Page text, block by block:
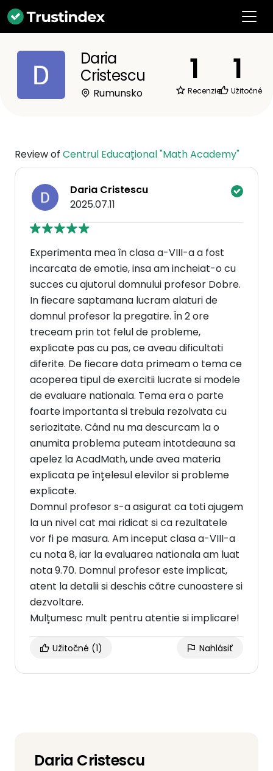
Daria
Cristescu
Rumunsko
1
Recenzie
1
Užitočné
Review of Centrul Educațional "Math Academy"
Daria Cristescu
2025.07.11
Experimenta mea în clasa a-VIII-a a fost
incarcata de emotie, insa am incheiat-o cu
succes cu ajutorul domnului profesor Dobre.
In fiecare saptamana lucram alaturi de
domnul profesor la pregatire. În 2 ore
treceam prin tot felul de probleme,
explicate pas cu pas, ce aveau dificultati
diferite. De fiecare data primeam o tema ce
acoperea tipul de exercitii lucrate si modele
de evaluare nationala. Tema era o parte
foarte importanta si trebuia rezolvata cu
seriozitate. Când nu ma descurcam la o
anumita problema puteam intotdeauna sa
apelez la AcadMath, unde avea materia
explicata pe înțelesul elevilor si probleme
explicate.
Domnul profesor s-a asigurat ca toti ajugem
la un nivel cat mai ridicat si ca rezultatele
vor fi pe masura. Am inceput clasa a-VIII-a
cu nota 8, iar la evaluarea nationala am luat
nota 9.70. Domnul profesor este implicat,
atent la detalii si deschis către cunoastere si
dezvoltare.
Mulțumesc mult pentru atentie si implicare!
Užitočné (1) Nahlásiť
Daria Cristescu